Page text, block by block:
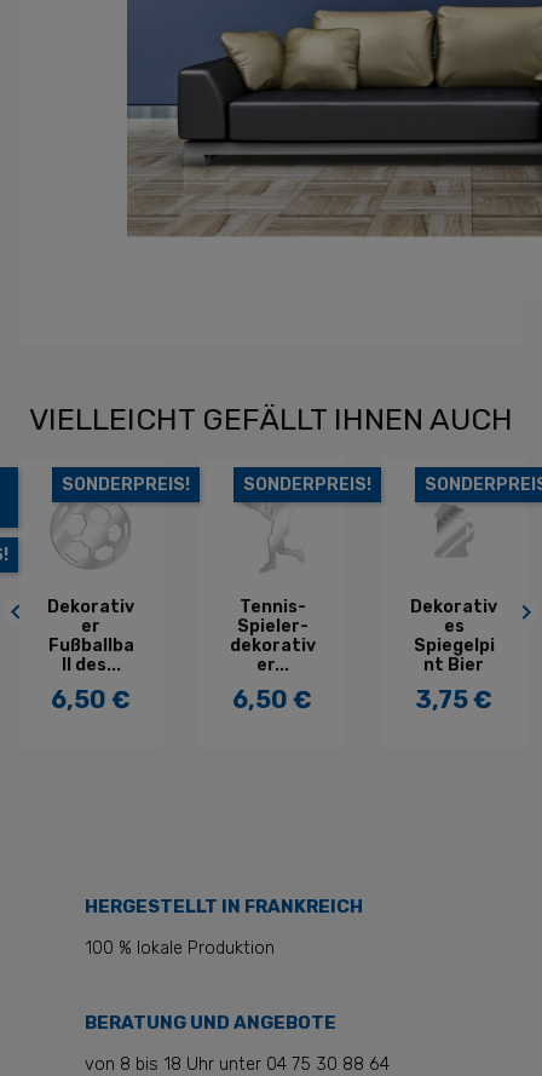
VIELLEICHT GEFÄLLT IHNEN AUCH

Dekorativ
Spiegel
des...
Preis
6,50 €
NUR ONLINE
ERHÄLTLICH
SONDERPREIS!
Dekorativ
er
Fußballba
ll des...
Preis
6,50 €
SONDERPREIS!
Tennis-
Spieler-
dekorativ
er...
Preis
6,50 €

HERGESTELLT IN FRANKREICH
100 % lokale Produktion
BERATUNG UND ANGEBOTE
von 8 bis 18 Uhr unter 04 75 30 88 64